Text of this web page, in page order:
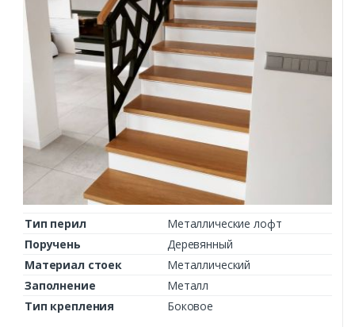
Тип перил
Металлические лофт
Поручень
Деревянный
Материал стоек
Металлический
Заполнение
Металл
Тип крепления
Боковое